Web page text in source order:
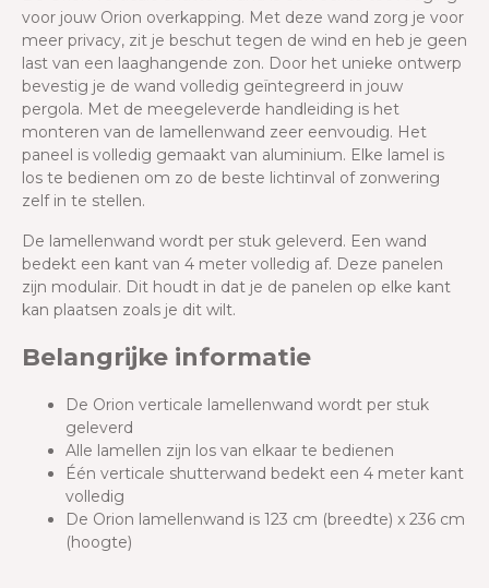
voor jouw Orion overkapping. Met deze wand zorg je voor
meer privacy, zit je beschut tegen de wind en heb je geen
last van een laaghangende zon. Door het unieke ontwerp
bevestig je de wand volledig geïntegreerd in jouw
pergola. Met de meegeleverde handleiding is het
monteren van de lamellenwand zeer eenvoudig. Het
paneel is volledig gemaakt van aluminium. Elke lamel is
los te bedienen om zo de beste lichtinval of zonwering
zelf in te stellen.
De lamellenwand wordt per stuk geleverd. Een wand
bedekt een kant van 4 meter volledig af. Deze panelen
zijn modulair. Dit houdt in dat je de panelen op elke kant
kan plaatsen zoals je dit wilt.
Belangrijke informatie
De Orion verticale lamellenwand wordt per stuk
geleverd
Alle lamellen zijn los van elkaar te bedienen
Één verticale shutterwand bedekt een 4 meter kant
volledig
De Orion lamellenwand is 123 cm (breedte) x 236 cm
(hoogte)